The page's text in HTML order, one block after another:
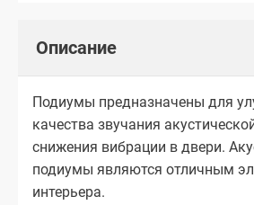
Описание
Подиумы предназначены для
качества звучания
снижения вибрации в двери.
подиумы являются отличным
интерьера.